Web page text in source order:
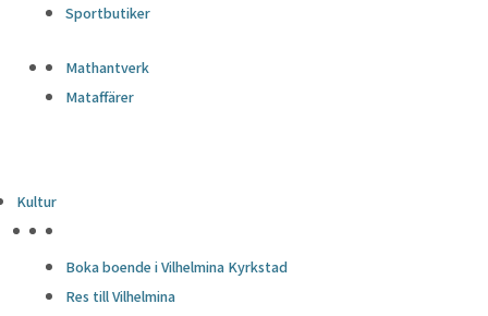
Sportbutiker
Mathantverk
Mataffärer
Kultur
Boka boende i Vilhelmina Kyrkstad
Res till Vilhelmina